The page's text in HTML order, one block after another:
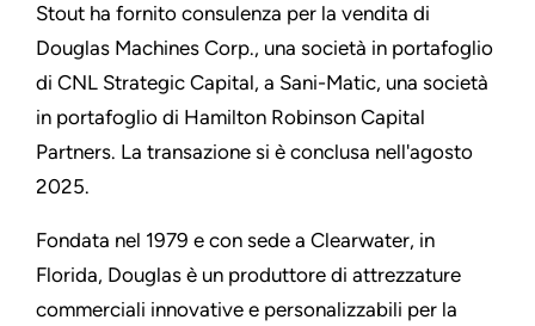
Stout ha fornito consulenza per la vendita di
Douglas Machines Corp., una società in portafoglio
di CNL Strategic Capital, a Sani-Matic, una società
in portafoglio di Hamilton Robinson Capital
Partners. La transazione si è conclusa nell'agosto
2025.
Fondata nel 1979 e con sede a Clearwater, in
Florida, Douglas è un produttore di attrezzature
commerciali innovative e personalizzabili per la